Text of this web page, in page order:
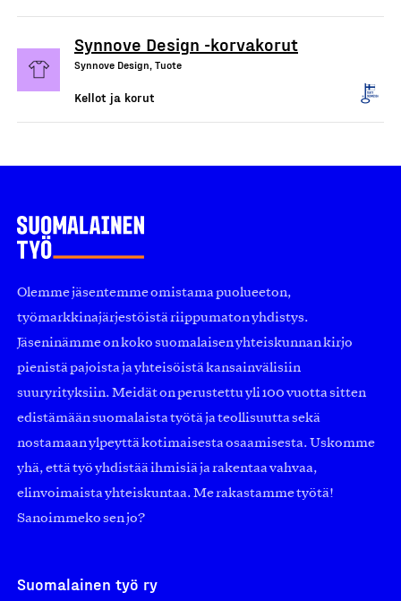
Synnove Design -korvakorut
Synnove Design, Tuote
Kellot ja korut
Olemme jäsentemme omistama puolueeton,
työmarkkinajärjestöistä riippumaton yhdistys.
Jäseninämme on koko suomalaisen yhteiskunnan kirjo
pienistä pajoista ja yhteisöistä kansainvälisiin
suuryrityksiin. Meidät on perustettu yli 100 vuotta sitten
edistämään suomalaista työtä ja teollisuutta sekä
nostamaan ylpeyttä kotimaisesta osaamisesta. Uskomme
yhä, että työ yhdistää ihmisiä ja rakentaa vahvaa,
elinvoimaista yhteiskuntaa. Me rakastamme työtä!
Sanoimmeko sen jo?
Suomalainen työ ry